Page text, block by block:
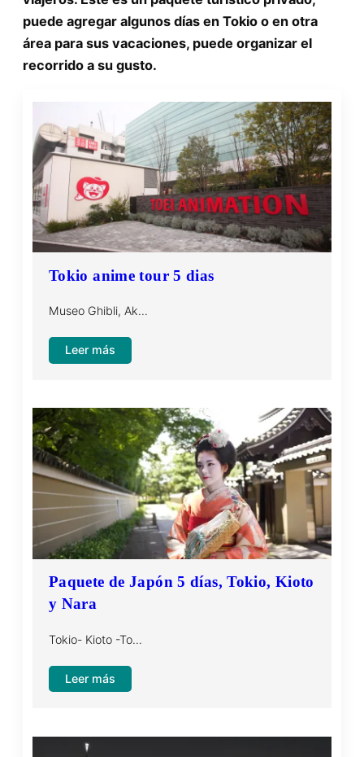
puede agregar algunos días en Tokio o en otra
área para sus vacaciones, puede organizar el
recorrido a su gusto.
Tokio anime tour 5 dias
Museo Ghibli, Ak…
Leer más
tour
5
dias
Paquete de Japón 5 días, Tokio, Kioto
y Nara
Tokio- Kioto -To…
Leer más
Japón